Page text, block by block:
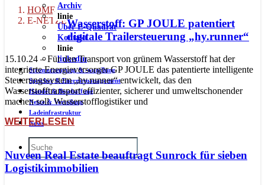
Archiv
linie
Über E-Quadrat
Kontakt
linie
linkedin
Stromerzeugung & -wandlung
Speicher & Energiemanagement
Handel & Beschaffung
Netze & Verteilung
Ladeinfrastruktur
News
HOME
E-NETZEWasserstoff: GP JOULE patentiert
digitale Trailersteuerung „hy.runner“
15.10.24 – Für den Transport von grünem Wasserstoff hat der
integrierte Energieversorger GP JOULE das patentierte intelligente
Steuerungssystem „hy.runner“ entwickelt, das den
Wasserstofftransport effizienter, sicherer und umweltschonender
machen soll. Wasserstofflogistiker und
WEITERLESEN
Nuveen Real Estate beauftragt Sunrock für sieben
Logistikimmobilien